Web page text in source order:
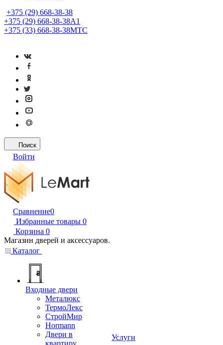
+375 (29) 668-38-38
+375 (29) 668-38-38A1
+375 (33) 668-38-38МТС
Поиск
Войти
Сравнение0
Избранные товары 0
Корзина 0
Магазин дверей и аксессуаров.
Каталог
Входные двери
Металюкс
ТермоЛекс
СтройМир
Hormann
Двери в
квартиру
Услуги